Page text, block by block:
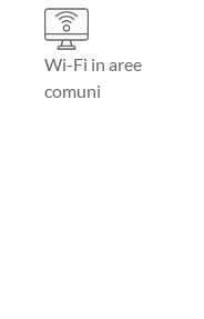
Wi-Fi in aree
comuni